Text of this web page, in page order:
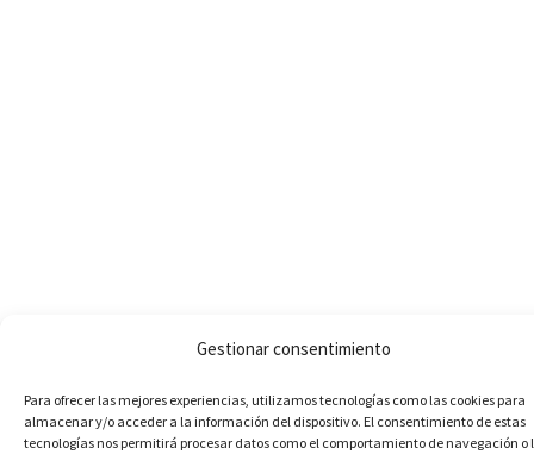
Gestionar consentimiento
Para ofrecer las mejores experiencias, utilizamos tecnologías como las cookies para
almacenar y/o acceder a la información del dispositivo. El consentimiento de estas
tecnologías nos permitirá procesar datos como el comportamiento de navegación o